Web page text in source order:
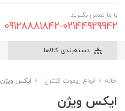
با ما تماس بگیرید
09128881842-02144929942
دسته‌بندی کالاها
خانه انواع ریموت کنترل ایکس ویژن
ایکس ویژن